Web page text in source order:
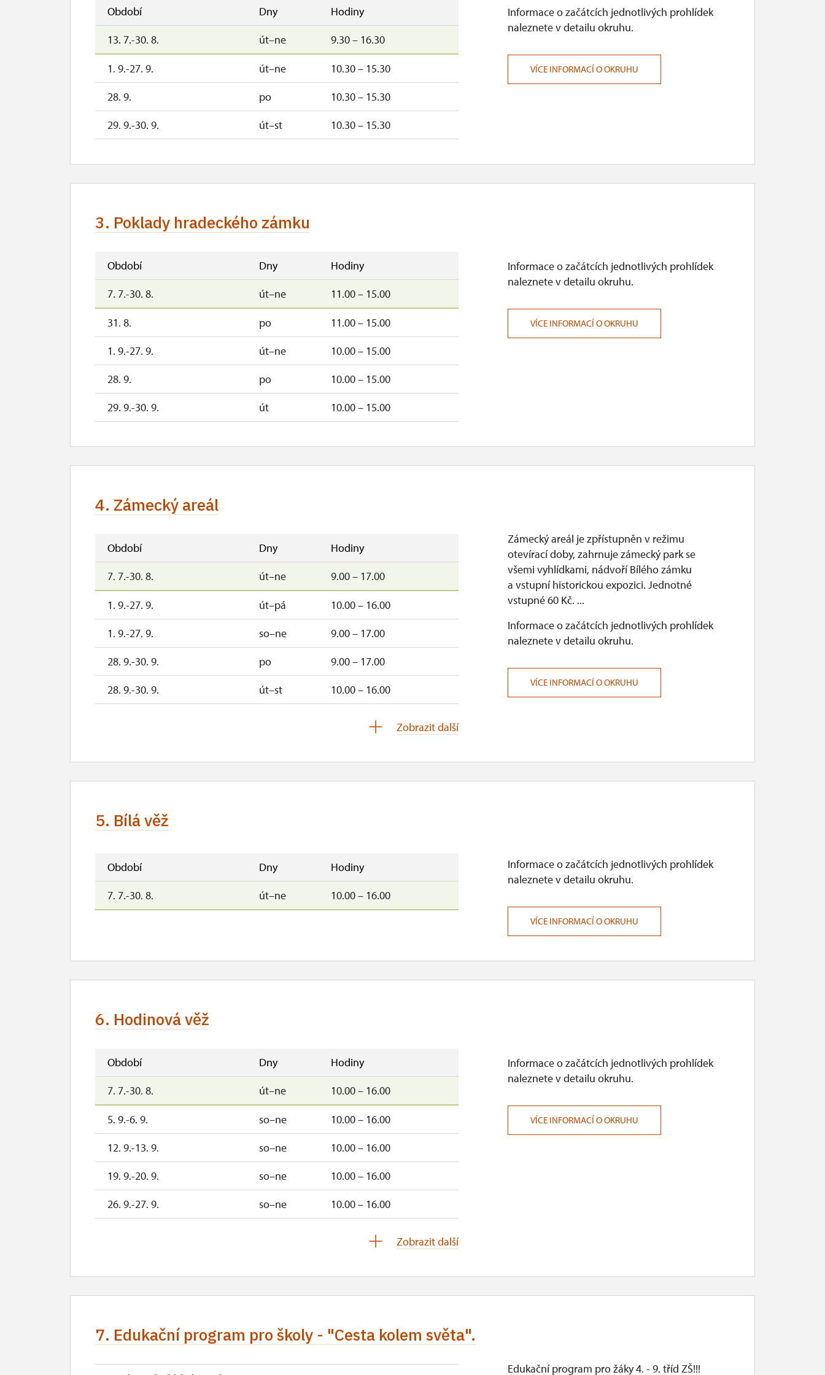
Hodinová a Bílá věž bude zpřístupněna navštěvníkům od června o víkendech od 10.00 do 16.00 hod,
o prázdninách pak denně mimo pondělí od 10.00 do 16.00 hod.
polední pauza 12.00 - 12.30 hodin
31. 10.-1. 11.
so–ne 10.00 – 16.00
Období Dny
Hodiny
13. 7.-30. 8.
út–ne 9.30 – 16.30
1. 9.-27. 9. út–ne
10.30 – 15.30
28. 9.
po
10.30 – 15.30
29. 9.-30. 9.
út–st 10.30 – 15.30
Informace o začátcích jednotlivých prohlídek
naleznete v detailu okruhu.
VÍCE INFORMACÍ O OKRUHU
3. Poklady hradeckého zámku
Období Dny
Hodiny
7. 7.-30. 8.
út–ne 11.00 – 15.00
31. 8. po
11.00 – 15.00
1. 9.-27. 9.
út–ne
10.00 – 15.00
28. 9.
po
10.00 – 15.00
29. 9.-30. 9.
út 10.00 – 15.00
Informace o začátcích jednotlivých prohlídek
naleznete v detailu okruhu.
VÍCE INFORMACÍ O OKRUHU
4. Zámecký areál
Období Dny
Hodiny
7. 7.-30. 8.
út–ne 9.00 – 17.00
1. 9.-27. 9. út–pá
10.00 – 16.00
1. 9.-27. 9.
so–ne
9.00 – 17.00
28. 9.-30. 9.
po
9.00 – 17.00
28. 9.-30. 9.
út–st
10.00 – 16.00
10.00 – 16.00
28. 10.
Zobrazit další
Zámecký areál je zpřístupněn v režimu
otevírací doby, zahrnuje zámecký park se
všemi vyhlídkami, nádvoří Bílého zámku
a vstupní historickou expozici. Jednotné
vstupné 60 Kč. ...
Informace o začátcích jednotlivých prohlídek
naleznete v detailu okruhu.
VÍCE INFORMACÍ O OKRUHU
5. Bílá věž
Období Dny
Hodiny
7. 7.-30. 8.
út–ne 10.00 – 16.00
Informace o začátcích jednotlivých prohlídek
naleznete v detailu okruhu.
VÍCE INFORMACÍ O OKRUHU
6. Hodinová věž
Období Dny
Hodiny
7. 7.-30. 8.
út–ne 10.00 – 16.00
5. 9.-6. 9. so–ne
10.00 – 16.00
12. 9.-13. 9.
so–ne
10.00 – 16.00
19. 9.-20. 9.
so–ne
10.00 – 16.00
26. 9.-27. 9.
so–ne
10.00 – 16.00
10.00 – 16.00
Zobrazit další
Informace o začátcích jednotlivých prohlídek
naleznete v detailu okruhu.
VÍCE INFORMACÍ O OKRUHU
7. Edukační program pro školy - "Cesta kolem světa".
Edukační program pro žáky 4. - 9. tříd ZŠ!!!